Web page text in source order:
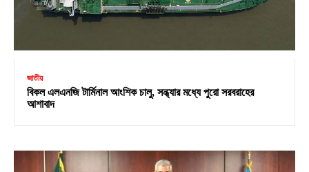
জাতীয়
বিকল এলএনজি টার্মিনাল আংশিক চালু, সন্ধ্যার মধ্যে পুরো সরবরাহের
আশাবাদ